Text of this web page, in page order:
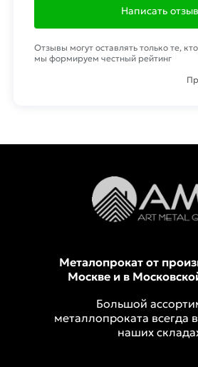
Написать отзыв
Отзывы могут оставлять только те,
мы формируем честный рейтинг
Металопрокат от
Москве и в
Большой
металлопроката всегда
наших